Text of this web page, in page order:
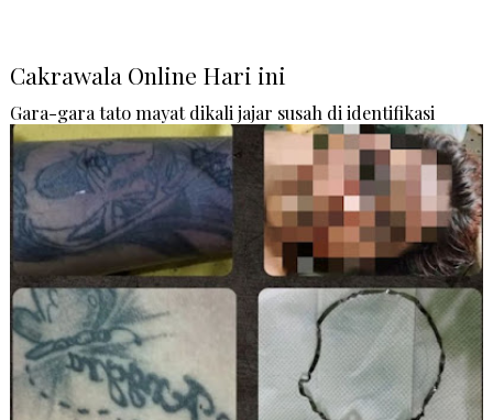
Cakrawala Online Hari ini
Gara-gara tato mayat dikali jajar susah di identifikasi